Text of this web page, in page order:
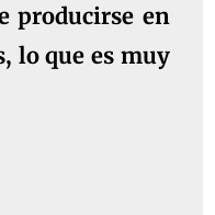
producirse en
lo que es muy